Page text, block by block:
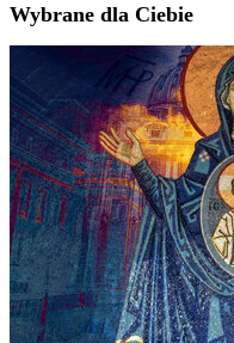
Wybrane dla Ciebie